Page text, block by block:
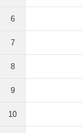
6
7
8
9
10